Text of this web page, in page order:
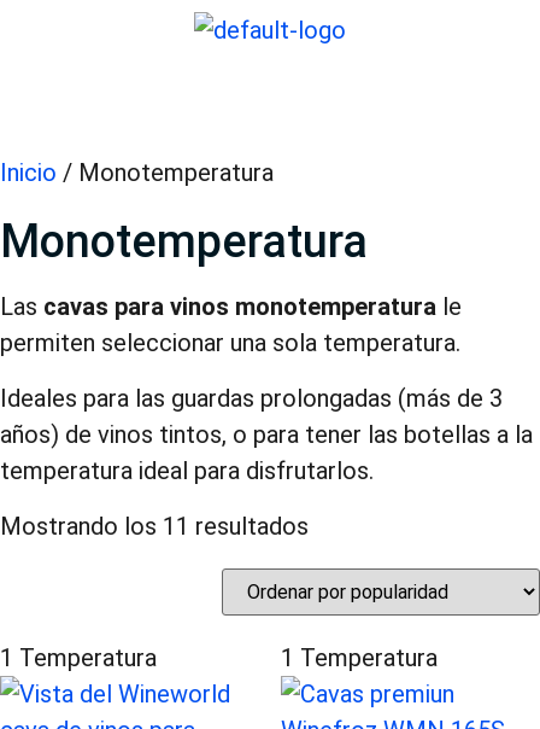
Inicio / Monotemperatura
Monotemperatura
Las cavas para vinos monotemperatura le
permiten seleccionar una sola temperatura.
Ideales para las guardas prolongadas (más de 3
años) de vinos tintos, o para tener las botellas a la
temperatura ideal para disfrutarlos.
Mostrando los 11 resultados
1 Temperatura 1 Temperatura